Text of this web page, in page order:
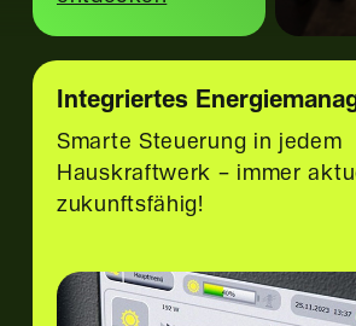
Integriertes
Smarte Steuerung in jedem
Hauskraftwerk – immer
zukunftsfähig!